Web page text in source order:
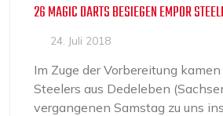
26 MAGIC DARTS BESIEGEN EMPOR
24. Juli 2018
Im Zuge der Vorbereitung
Steelers aus Dedeleben
vergangenen Samstag zu uns